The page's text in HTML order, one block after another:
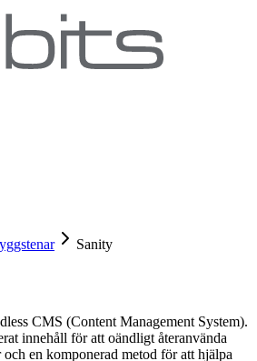
Sanity
CMS (Content Management System).
innehåll för att oändligt återanvända
en komponerad metod för att hjälpa